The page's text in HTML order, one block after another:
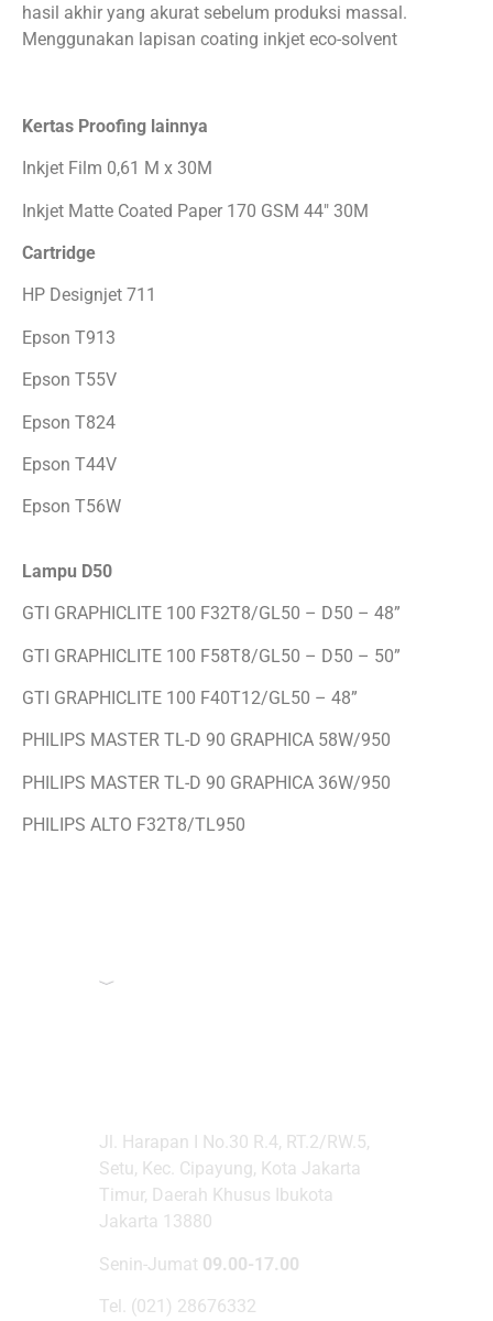
hasil akhir yang akurat sebelum produksi massal.
Menggunakan lapisan coating inkjet eco-solvent
Kertas Proofing lainnya
Inkjet Film 0,61 M x 30M
Inkjet Matte Coated Paper 170 GSM 44″ 30M
Cartridge
HP Designjet 711
Epson T913
Epson T55V
Epson T824
Epson T44V
Epson T56W
Lampu D50
GTI GRAPHICLITE 100 F32T8/GL50 – D50 – 48”
GTI GRAPHICLITE 100 F58T8/GL50 – D50 – 50”
GTI GRAPHICLITE 100 F40T12/GL50 – 48”
PHILIPS MASTER TL-D 90 GRAPHICA 58W/950
PHILIPS MASTER TL-D 90 GRAPHICA 36W/950
PHILIPS ALTO F32T8/TL950
Jl. Harapan I No.30 R.4, RT.2/RW.5,
Setu, Kec. Cipayung, Kota Jakarta
Timur, Daerah Khusus Ibukota
Jakarta 13880
Senin-Jumat 09.00-17.00
Tel. (021) 28676332